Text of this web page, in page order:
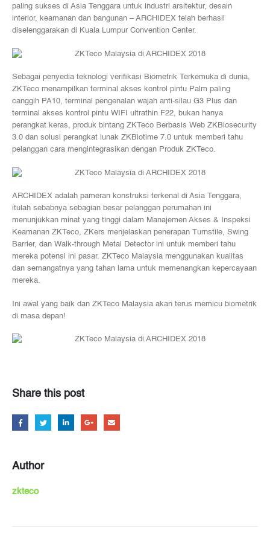
di
ARCHIDEX
2018
paling sukses di Asia Tenggara untuk industri arsitektur, desain
interior, keamanan dan bangunan – ARCHIDEX telah berhasil
diselenggarakan di Kuala Lumpur Convention Center.
Sebagai penyedia teknologi verifikasi Biometrik Terkemuka di dunia,
ZKTeco menampilkan terminal akses kontrol pintu Palm paling
canggih PA10, terminal pengenalan wajah anti-silau G3 Plus dan
terminal akses kontrol pintu WIFI ultrathin F22, bukan hanya
perangkat keras, produk bintang ZKTeco Berbasis Web ZKBiosecurity
3.0 dan solusi perangkat lunak ZKBiotime 7.0 untuk memberi tahu
pelanggan cara mengintegrasikan dengan Produk ZKTeco.
ARCHIDEX adalah pameran konstruksi terkenal di Asia Tenggara,
itulah sebabnya sebagian besar pelanggan perumahan ini
menunjukkan minat yang tinggi dalam Manajemen Akses & Inspeksi
Keamanan ZKTeco, ZKers menjelaskan penerapan Turnstile, Swing
Barrier, dan Walk-through Metal Detector ini untuk memberi tahu
mereka potensi ini pasar. ZKTeco Malaysia menggunakan kualitas
dan semangatnya yang tahan lama untuk memenangkan kepercayaan
mereka.
Ini awal yang baik dan ZKTeco Malaysia akan terus memicu biometrik
di masa depan!
Share this post
Author
zkteco